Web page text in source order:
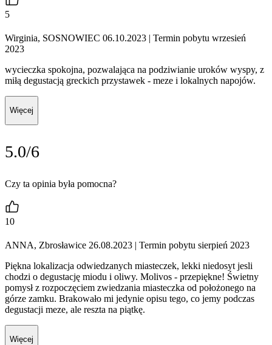
5
Wirginia, SOSNOWIEC 06.10.2023 | Termin pobytu wrzesień
2023
wycieczka spokojna, pozwalająca na podziwianie uroków wyspy, z
miłą degustacją greckich przystawek - meze i lokalnych napojów.
Więcej
5.0/6
Czy ta opinia była pomocna?
10
ANNA, Zbrosławice 26.08.2023 | Termin pobytu sierpień 2023
Piękna lokalizacja odwiedzanych miasteczek, lekki niedosyt jesli
chodzi o degustację miodu i oliwy. Molivos - przepiękne! Świetny
pomysł z rozpoczęciem zwiedzania miasteczka od położonego na
górze zamku. Brakowało mi jedynie opisu tego, co jemy podczas
degustacji meze, ale reszta na piątkę.
Więcej